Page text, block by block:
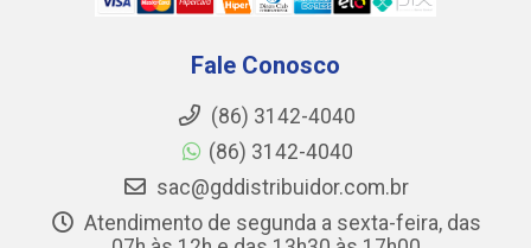
Fale Conosco
(86) 3142-4040
(86) 3142-4040
sac@gddistribuidor.com.br
Atendimento de segunda a sexta-feira, das